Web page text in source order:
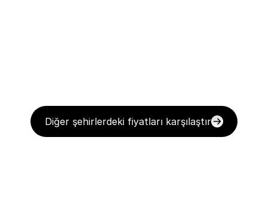
Diğer şehirlerdeki fiyatları karşılaştır